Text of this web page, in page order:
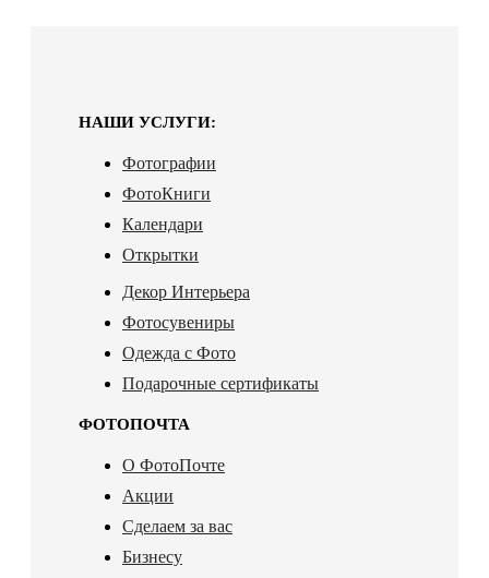
НАШИ УСЛУГИ:
Фотографии
ФотоКниги
Календари
Открытки
Декор Интерьера
Фотосувениры
Одежда с Фото
Подарочные сертификаты
ФОТОПОЧТА
О ФотоПочте
Акции
Сделаем за вас
Бизнесу